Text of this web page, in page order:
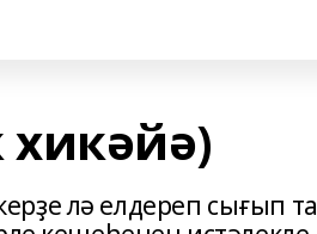
лә елдереп сығып та